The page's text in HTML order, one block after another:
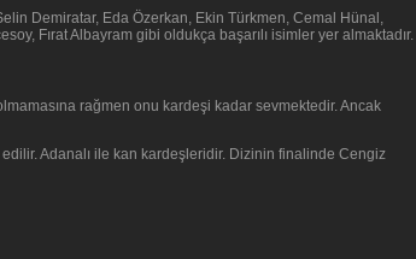
46. Bölüm
10. Bölüm
Her Şey Mümkün
Adanalı 63. Bölüm
Demiratar, Eda Özerkan, Ekin Türkmen, Cemal Hünal,
Fırat Albayram gibi oldukça başarılı isimler yer almaktadır.
rağmen onu kardeşi kadar sevmektedir. Ancak
Adanalı ile kan kardeşleridir. Dizinin finalinde Cengiz